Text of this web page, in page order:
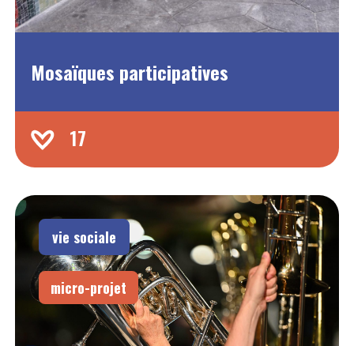
Mosaïques participatives
17
vie sociale
micro-projet